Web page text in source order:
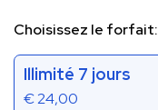
Choisissez le forfait:
Illimité 7 jours
€24,00